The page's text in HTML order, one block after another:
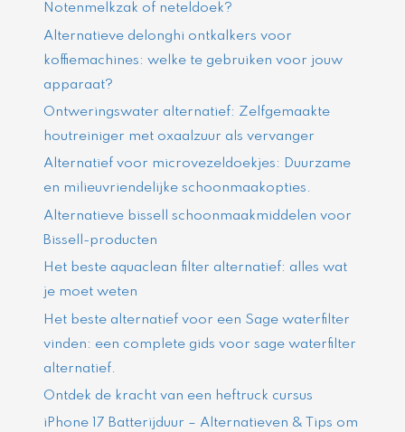
Notenmelkzak of neteldoek?
Alternatieve delonghi ontkalkers voor
koffiemachines: welke te gebruiken voor jouw
apparaat?
Ontweringswater alternatief: Zelfgemaakte
houtreiniger met oxaalzuur als vervanger
Alternatief voor microvezeldoekjes: Duurzame
en milieuvriendelijke schoonmaakopties.
Alternatieve bissell schoonmaakmiddelen voor
Bissell-producten
Het beste aquaclean filter alternatief: alles wat
je moet weten
Het beste alternatief voor een Sage waterfilter
vinden: een complete gids voor sage waterfilter
alternatief.
Ontdek de kracht van een heftruck cursus
iPhone 17 Batterijduur – Alternatieven & Tips om